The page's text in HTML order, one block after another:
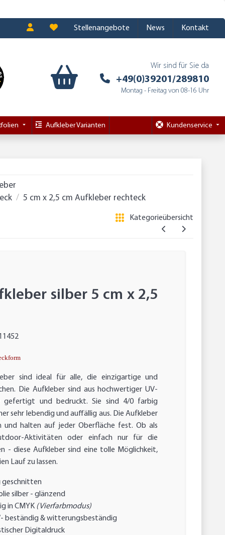
Stellenangebote News Kontakt
Wir sind für Sie da
+49(0)39201/289810
Montag - Freitag von 08-16 Uhr
Aufkleber Varianten Kundenservice
5 cm x 2,5 cm Aufkleber rechteck
Kategorieübersicht
silber 5 cm x 2,5
sind ideal für alle, die einzigartige und
Die Aufkleber sind aus hochwertiger UV-
gefertigt und bedruckt. Sie sind 4/0 farbig
sehr lebendig und auffällig aus. Die Aufkleber
und halten auf jeder Oberfläche fest. Ob als
Aktivitäten oder einfach nur für die
- diese Aufkleber sind eine tolle Möglichkeit,
Lauf zu lassen.
geschnitten
silber - glänzend
in CMYK (Vierfarbmodus)
beständig & witterungsbeständig
Digitaldruck